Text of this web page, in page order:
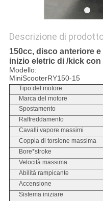
Descrizione di
150cc, disco anteriore
inizio eletric di /kick con
Modello:
MiniScooterRY150-15
Tipo del motore
Marca del motore
Spostamento
Raffreddamento
Cavalli vapore massimi
Coppia di torsione massima
Bore*stroke
Velocità massima
Abilità rampicante
Accensione
Sistema iniziare